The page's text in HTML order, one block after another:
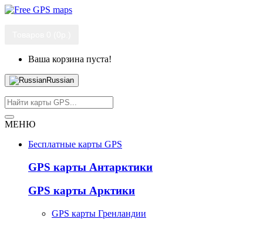
Ваша корзина пуста!
Russian
МЕНЮ
Бесплатные карты GPS
GPS карты Антарктики
GPS карты Арктики
GPS карты Гренландии